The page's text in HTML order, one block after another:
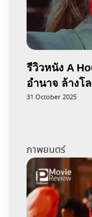
รีวิวหนัง A
อำนาจ ล้างโ
31 October 2025
ภาพยนตร์